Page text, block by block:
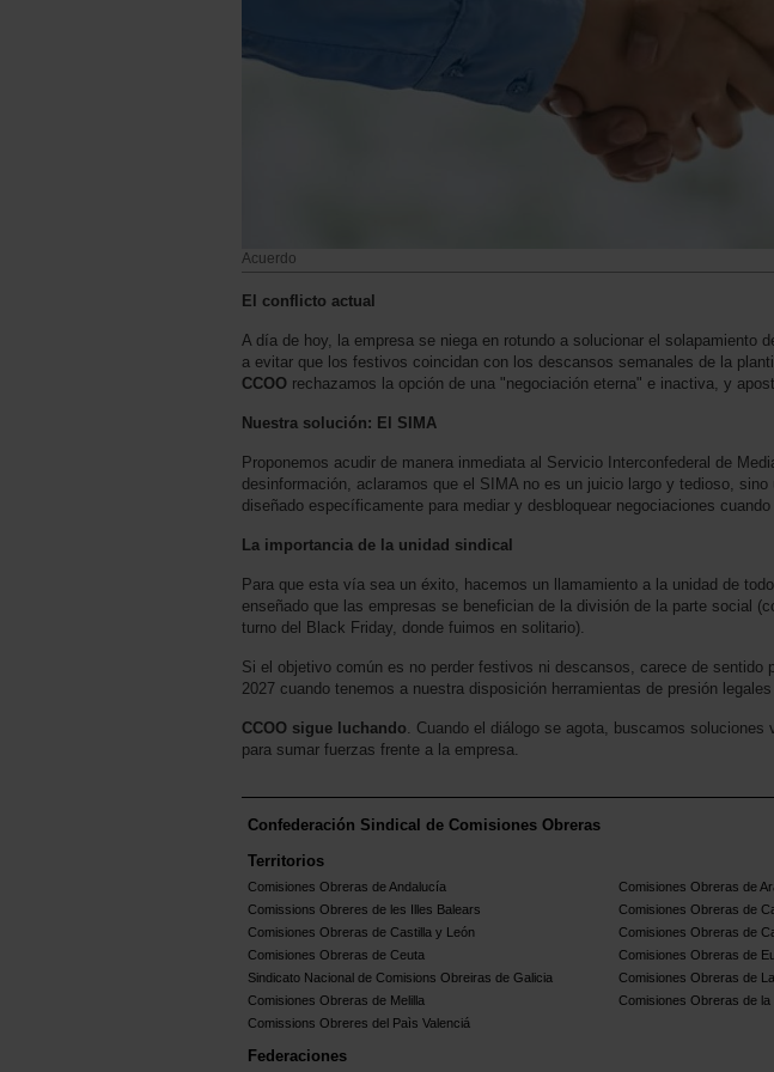
Acuerdo
El conflicto actual
A día de hoy, la empresa se niega en rotundo a solucionar el solapamiento
a evitar que los festivos coincidan con los descansos semanales de la
CCOO rechazamos la opción de una "negociación eterna" e inactiva, y
Nuestra solución: El SIMA
Proponemos acudir de manera inmediata al Servicio Interconfederal de
desinformación, aclaramos que el SIMA no es un juicio largo y tedioso,
diseñado específicamente para mediar y desbloquear negociaciones
La importancia de la unidad sindical
Para que esta vía sea un éxito, hacemos un llamamiento a la unidad de
enseñado que las empresas se benefician de la división de la parte social
turno del Black Friday, donde fuimos en solitario).
Si el objetivo común es no perder festivos ni descansos, carece de sentido
2027 cuando tenemos a nuestra disposición herramientas de presión
CCOO sigue luchando. Cuando el diálogo se agota, buscamos
para sumar fuerzas frente a la empresa.
Confederación Sindical de Comisiones Obreras
Territorios
Comisiones Obreras de Andalucía Comisiones Obreras de
Comissions Obreres de les Illes Balears
Comisiones Obreras de
Comisiones Obreras de Castilla y León
Comisiones Obreras de
Comisiones Obreras de Ceuta
Comisiones Obreras de
Sindicato Nacional de Comisions Obreiras de Galicia
Comisiones Obreras de
Comisiones Obreras de Melilla
Comisiones Obreras de la
Comissions Obreres del Paìs Valenciá
Federaciones